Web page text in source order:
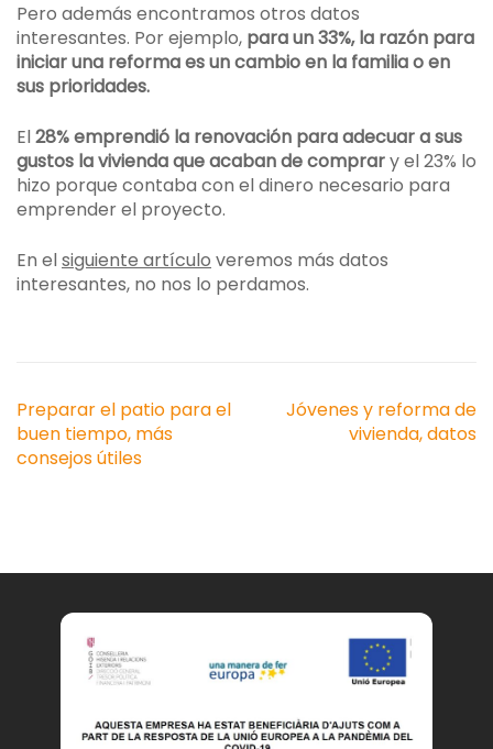
Pero además encontramos otros datos
interesantes. Por ejemplo, para un 33%, la razón para
iniciar una reforma es un cambio en la familia o en
sus prioridades.
El28% emprendió la renovación para adecuar a sus
gustos la vivienda que acaban de comprary el 23% lo
hizo porque contaba con el dinero necesario para
emprender el proyecto.
En elsiguiente artículo veremos más datos
interesantes, no nos lo perdamos.
Navegación
de
entradas
Preparar el patio para el
buen tiempo, más
consejos útiles
Jóvenes y reforma de
vivienda, datos